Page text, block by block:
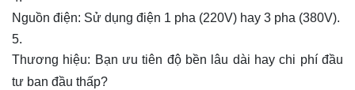
Nguồn điện: Sử dụng điện 1 pha (220V) hay 3 pha (380V).
Thương hiệu: Bạn ưu tiên độ bền lâu dài hay chi phí đầu
tư ban đầu thấp?